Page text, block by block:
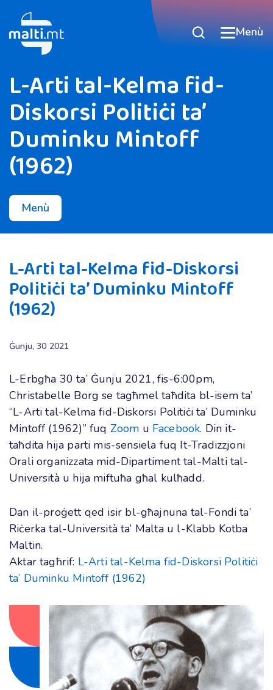
Menù
L-Arti tal-Kelma fid-
Diskorsi Politiċi ta’
Duminku Mintoff
(1962)
Menù
L-Arti tal-Kelma fid-Diskorsi
Politiċi ta’ Duminku Mintoff
(1962)
Ġunju, 30 2021
L-Erbgħa 30 ta’ Ġunju 2021, fis-6:00pm,
Christabelle Borg se tagħmel taħdita bl-isem ta’
“L-Arti tal-Kelma fid-Diskorsi Politiċi ta’ Duminku
Mintoff (1962)” fuq Zoom u Facebook. Din it-
taħdita hija parti mis-sensiela fuq It-Tradizzjoni
Orali organizzata mid-Dipartiment tal-Malti tal-
Università u hija miftuħa għal kulħadd.
Dan il-proġett qed isir bl-għajnuna tal-Fondi ta’
Riċerka tal-Università ta’ Malta u l-Klabb Kotba
Maltin.
Aktar tagħrif: L-Arti tal-Kelma fid-Diskorsi Politiċi
ta’ Duminku Mintoff (1962)